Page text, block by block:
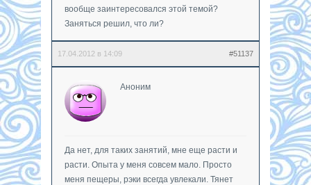
вообще заинтересовался этой темой?
Заняться решил, что ли?
17.04.2012 в 14:09 #51137
Аноним
Да нет, для таких занятий, мне еще расти и
расти. Опыта у меня совсем мало. Просто
меня пещеры, рэки всегда увлекали. Тянет